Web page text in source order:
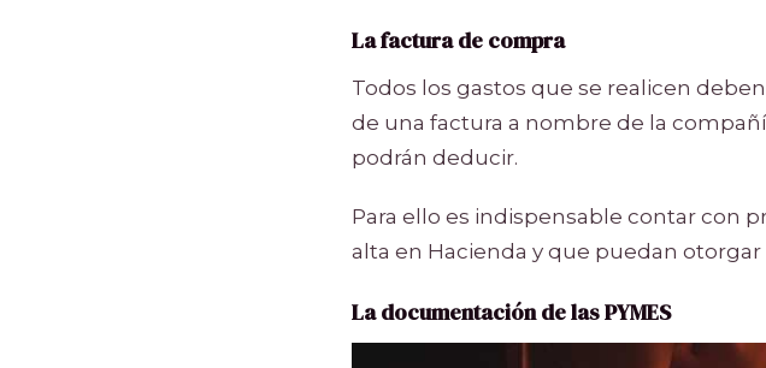
La factura de compra
Todos los gastos que se realicen
de una factura a nombre de la
podrán deducir.
Para ello es indispensable contar con
alta en Hacienda y que puedan
La documentaciónde las PYMES